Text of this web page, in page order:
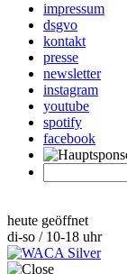
impressum
dsgvo
kontakt
presse
newsletter
instagram
youtube
spotify
facebook
heute geöffnet
di-so / 10-18 uhr